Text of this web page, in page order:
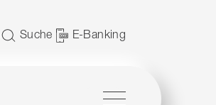
Suche E-Banking